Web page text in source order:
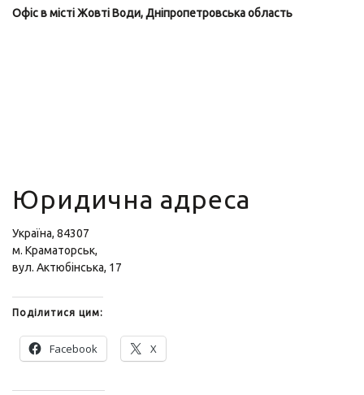
Офіс в місті Жовті Води, Дніпропетровська область
Юридична адреса
Україна, 84307
м. Краматорськ,
вул. Актюбінська, 17
Поділитися цим:
Facebook X